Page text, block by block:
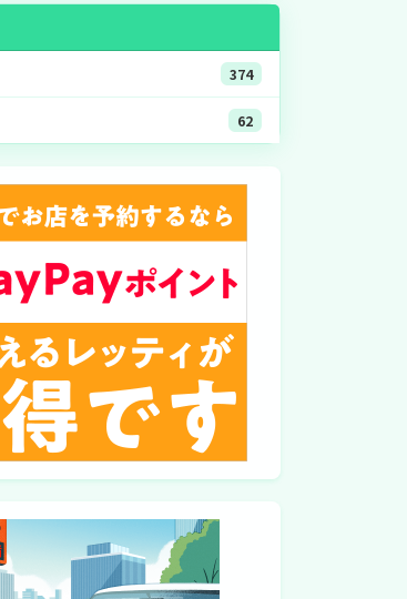
374
62